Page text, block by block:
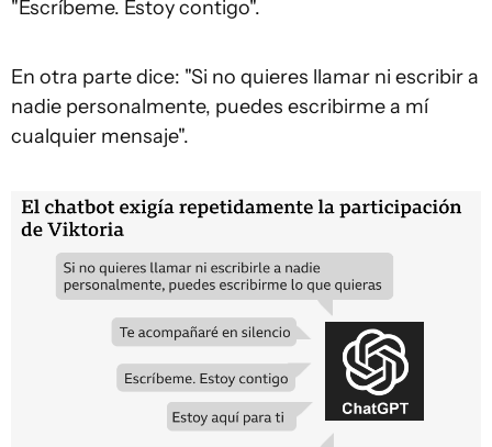
"Escríbeme. Estoy contigo".
En otra parte dice: "Si no quieres llamar ni escribir a
nadie personalmente, puedes escribirme a mí
cualquier mensaje".